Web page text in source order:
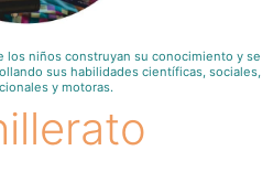
los niños construyan su conocimiento y se
sus habilidades científicas, sociales,
y motoras.